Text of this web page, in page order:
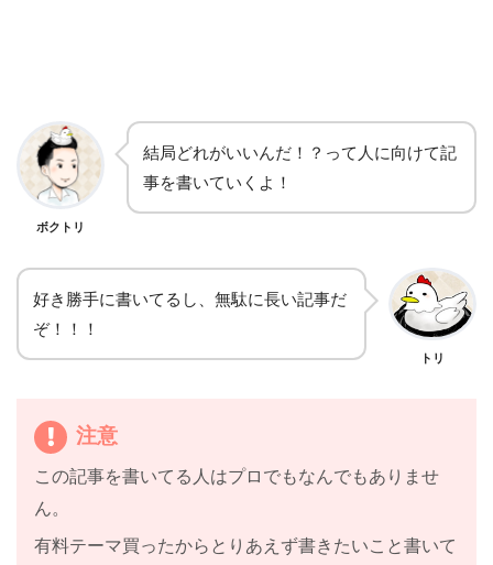
ボクトリ
結局どれがいいんだ！？って人に向けて記
事を書いていくよ！
好き勝手に書いてるし、無駄に長い記事だ
ぞ！！！
トリ
注意
この記事を書いてる人はプロでもなんでもありませ
ん。
有料テーマ買ったからとりあえず書きたいこと書いて